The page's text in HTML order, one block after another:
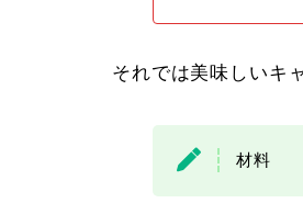
それでは美味しいキ
材料